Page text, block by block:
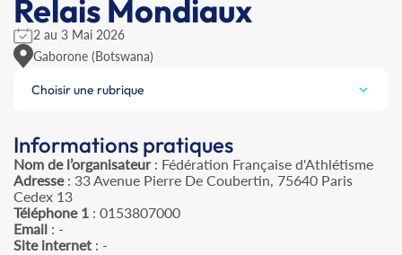
Relais Mondiaux
2 au 3 Mai 2026
Gaborone (Botswana)
Choisir une rubrique
Informations pratiques
Nom de l’organisateur: Fédération Française d'Athlétisme
Adresse: 33 Avenue Pierre De Coubertin, 75640 Paris
Cedex 13
Téléphone 1 : 0153807000
Email : -
Site internet : -